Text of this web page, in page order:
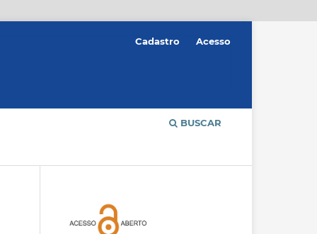
BUSCAR
Cadastro Acesso